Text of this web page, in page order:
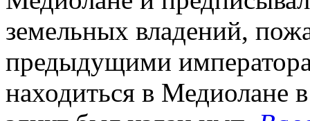
земельных владений,
предыдущими
находиться в Медиолане